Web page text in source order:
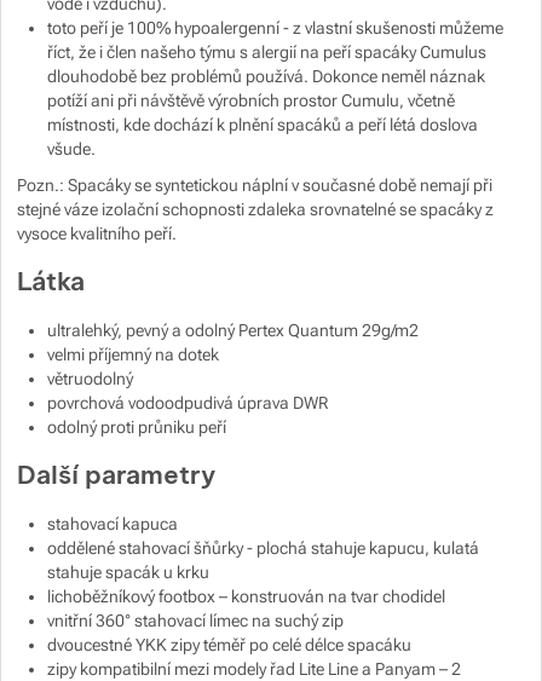
toto peří je 100% hypoalergenní - z vlastní skušenosti můžeme
říct, že i člen našeho týmu s alergií na peří spacáky Cumulus
dlouhodobě bez problémů používá. Dokonce neměl náznak
potíží ani při návštěvě výrobních prostor Cumulu, včetně
místnosti, kde dochází k plnění spacáků a peří létá doslova
všude.
Pozn.: Spacáky se syntetickou náplní v současné době nemají při
stejné váze izolační schopnosti zdaleka srovnatelné se spacáky z
vysoce kvalitního peří.
Látka
ultralehký, pevný a odolný Pertex Quantum 29g/m2
velmi příjemný na dotek
větruodolný
povrchová vodoodpudivá úprava DWR
odolný proti průniku peří
Další parametry
stahovací kapuca
oddělené stahovací šňůrky - plochá stahuje kapucu, kulatá
stahuje spacák u krku
lichoběžníkový footbox – konstruován na tvar chodidel
vnitřní 360° stahovací límec na suchý zip
dvoucestné YKK zipy téměř po celé délce spacáku
zipy kompatibilní mezi modely řad Lite Line a Panyam – 2